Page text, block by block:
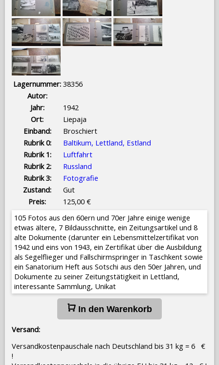
Lagernummer: 38356
Autor:
Jahr:
1942
Ort:
Liepaja
Einband:
Broschiert
Rubrik 0:
Baltikum, Lettland, Estland
Rubrik 1:
Luftfahrt
Rubrik 2:
Russland
Rubrik 3:
Fotografie
Zustand:
Gut
Preis:
125,00 €
105 Fotos aus den 60ern und 70er Jahre einige wenige
etwas ältere, 7 Bildausschnitte, ein Zeitungsartikel und 8
alte Dokumente (darunter ein Lebensmittelzertifikat von
1942 und eins von 1943, ein Zertifikat über die Ausbildung
als Segelflieger und Fallschirmspringer in Taschkent sowie
ein Sanatorium Heft aus Sotschi aus den 50er Jahren, und
Dokumente zu seiner Zeitungstätigkeit in Lettland,
interessante Sammlung, Unikat
In den Warenkorb
Versand:
Versandkostenpauschale nach Deutschland bis 31 kg = 6 €
!